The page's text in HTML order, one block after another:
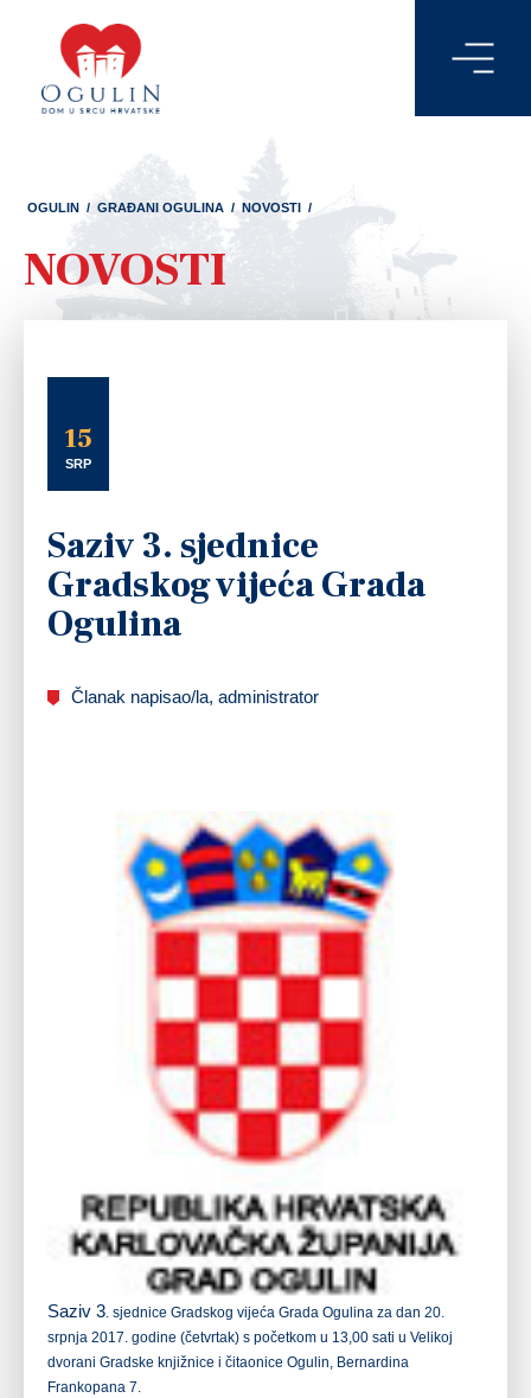
OGULIN / GRAĐANI OGULINA / NOVOSTI /
NOVOSTI
15
SRP
Saziv 3. sjednice
Gradskog vijeća Grada
Ogulina
Članak napisao/la, administrator
Saziv 3. sjednice Gradskog vijeća Grada Ogulina za dan 20.
srpnja 2017. godine (četvrtak) s početkom u 13,00 sati u Velikoj
dvorani Gradske knjižnice i čitaonice Ogulin, Bernardina
Frankopana 7.